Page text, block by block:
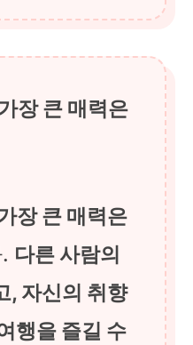
장 큰 매력은
장 큰 매력은
다른 사람의
, 자신의 취향
행을 즐길 수